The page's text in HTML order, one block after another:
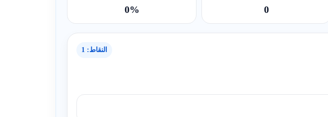
0
0%
النقاط: 1